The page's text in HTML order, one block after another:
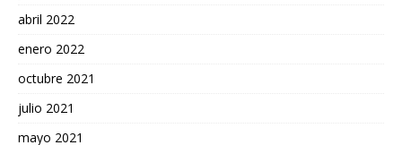
abril 2022
enero 2022
octubre 2021
julio 2021
mayo 2021